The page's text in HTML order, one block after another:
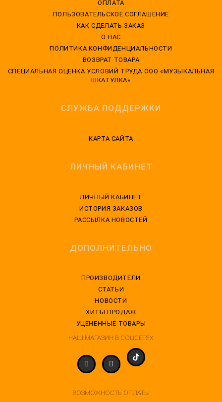
ОПЛАТА
ПОЛЬЗОВАТЕЛЬСКОЕ СОГЛАШЕНИЕ
КАК СДЕЛАТЬ ЗАКАЗ
О НАС
ПОЛИТИКА КОНФИДЕНЦИАЛЬНОСТИ
ВОЗВРАТ ТОВАРА
CПЕЦИАЛЬНАЯ ОЦЕНКА УСЛОВИЙ ТРУДА ООО «МУЗЫКАЛЬНАЯ
ШКАТУЛКА»
СЛУЖБА ПОДДЕРЖКИ
КАРТА САЙТА
ЛИЧНЫЙ КАБИНЕТ
ЛИЧНЫЙ КАБИНЕТ
ИСТОРИЯ ЗАКАЗОВ
РАССЫЛКА НОВОСТЕЙ
ДОПОЛНИТЕЛЬНО
ПРОИЗВОДИТЕЛИ
СТАТЬИ
НОВОСТИ
ХИТЫ ПРОДАЖ
УЦЕНЕННЫЕ ТОВАРЫ
НАШ МАГАЗИН В СОЦСЕТЯХ
ВОЗМОЖНОСТЬ ОПЛАТЫ